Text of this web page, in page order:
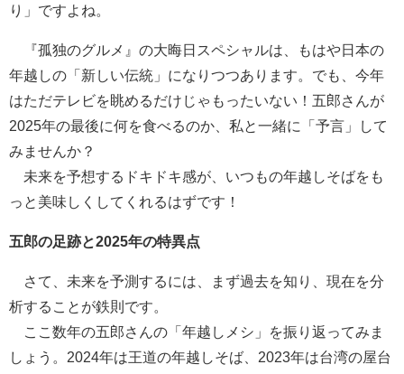
り」ですよね。
『孤独のグルメ』の大晦日スペシャルは、もはや日本の
年越しの「新しい伝統」になりつつあります。でも、今年
はただテレビを眺めるだけじゃもったいない！五郎さんが
2025年の最後に何を食べるのか、私と一緒に「予言」して
みませんか？
未来を予想するドキドキ感が、いつもの年越しそばをも
っと美味しくしてくれるはずです！
五郎の足跡と2025年の特異点
さて、未来を予測するには、まず過去を知り、現在を分
析することが鉄則です。
ここ数年の五郎さんの「年越しメシ」を振り返ってみま
しょう。2024年は王道の年越しそば、2023年は台湾の屋台